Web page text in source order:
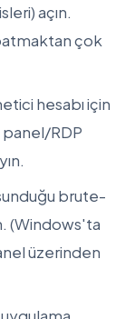
açın.
çok
hesabı için
panel/RDP
brute-
(Windows'ta
üzerinden